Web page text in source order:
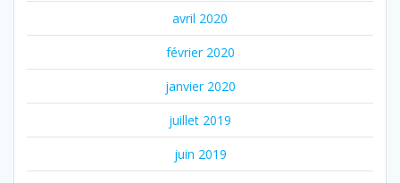
avril 2020
février 2020
janvier 2020
juillet 2019
juin 2019